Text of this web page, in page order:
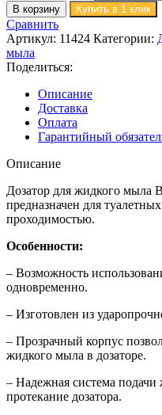
В корзину Купить в 1 клик
Сравнить
Артикул: 11424 Категории:
мыла
Поделиться:
Описание
Доставка
Оплата
Гарантийный
Описание
Дозатор для жидкого мыла
предназначен для
проходимостью.
Особенности:
– Возможность
одновременно.
– Изготовлен из
– Прозрачный корпус
жидкого мыла в дозаторе.
– Надежная система
протекание дозатора.